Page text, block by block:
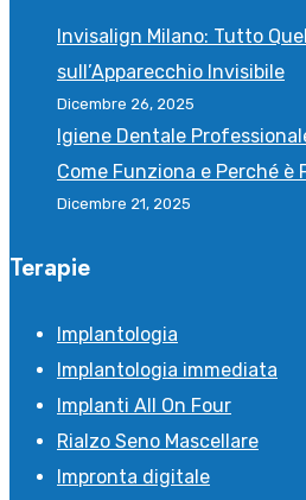
Invisalign Milano: Tutto
sull’Apparecchio Invisibile
Dicembre 26, 2025
Igiene Dentale
Come Funziona e Perché è
Dicembre 21, 2025
Terapie
Implantologia
Implantologia immediata
Implanti All On Four
Rialzo Seno Mascellare
Impronta digitale